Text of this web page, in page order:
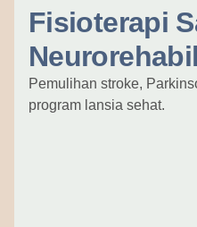
Fisioterapi
Pemulihan stroke,
program lansia sehat.